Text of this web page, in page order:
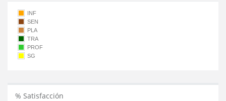
INF
SEN
PLA
TRA
PROF
SG
% Satisfacción